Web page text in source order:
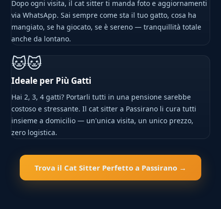
Dopo ogni visita, il cat sitter ti manda foto e aggiornamenti
via WhatsApp. Sai sempre come sta il tuo gatto, cosa ha
mangiato, se ha giocato, se è sereno — tranquillità totale
anche da lontano.
🐱🐱
Ideale per Più Gatti
Hai 2, 3, 4 gatti? Portarli tutti in una pensione sarebbe
costoso e stressante. Il cat sitter a Passirano li cura tutti
insieme a domicilio — un'unica visita, un unico prezzo,
zero logistica.
Trova il Cat Sitter Perfetto a Passirano →